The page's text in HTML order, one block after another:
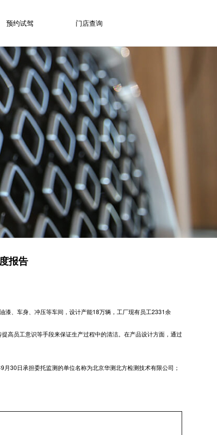
预约试驾 门店查询
报告
、车身、冲压等车间，设计产能18万辆，工厂现有员工2331余
员工意识等手段来保证生产过程中的清洁。在产品设计方面，通过
日承担委托监测的单位名称为北京华测北方检测技术有限公司；